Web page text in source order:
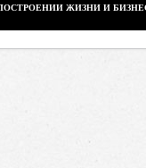
ЖИЗНИ И